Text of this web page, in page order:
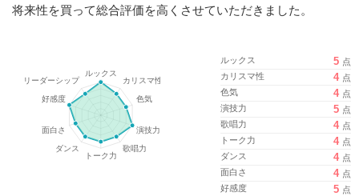
将来性を買って総合評価を高くさせていただきました。
ルックス 5 点
カリスマ性
4 点
色気
4 点
演技力
5 点
歌唱力
4 点
トーク力
4 点
ダンス
4 点
面白さ
4 点
好感度
5 点